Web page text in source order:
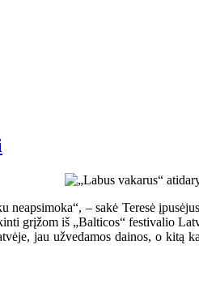
neapsimoka“, – sakė Teresė
grįžom iš „Balticos“ festivalio
jau užvedamos dainos, o